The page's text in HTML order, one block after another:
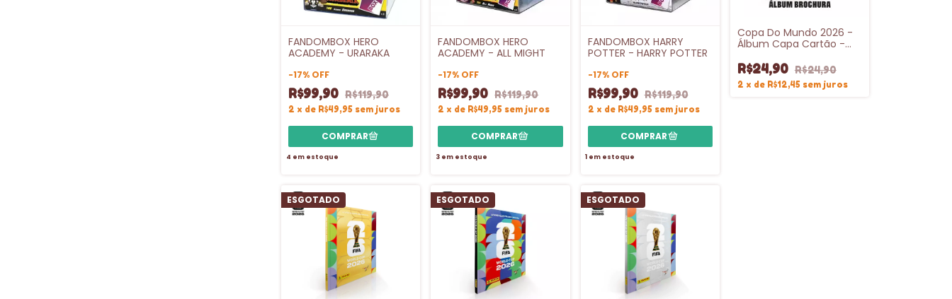
FANDOMBOX HERO
ACADEMY - URARAKA
-17% OFF
R$99,90 R$119,90
2 x de R$49,95 sem juros
4 em estoque
FANDOMBOX HERO
ACADEMY - ALL MIGHT
-17% OFF
R$99,90 R$119,90
2 x de R$49,95 sem juros
3em estoque
FANDOMBOX HARRY
POTTER - HARRY POTTER
-17% OFF
R$99,90 R$119,90
2 x de R$49,95 sem juros
1 em estoque
Copa Do Mundo 2026 -
Álbum Capa Cartão -
PRÉ-VENDA
R$24,90 R$24,90
2 x de R$12,45 sem juros
ESGOTADO ESGOTADO ESGOTADO